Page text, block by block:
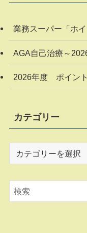
業務スーパー「ホ
AGA自己治療～
2026年度 ポイン
カテゴリー
リ
ー